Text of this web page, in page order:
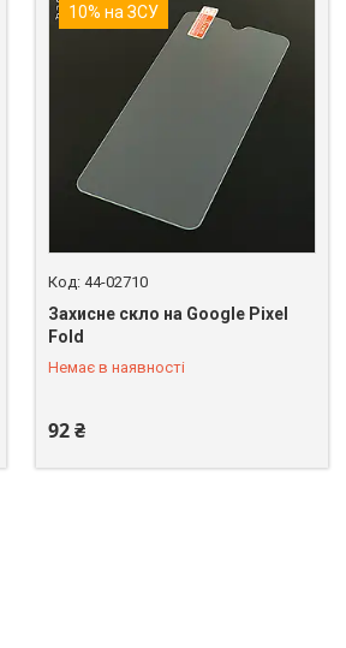
10% на ЗСУ
44-02710
Захисне скло на Google Pixel
Fold
Немає в наявності
92 ₴